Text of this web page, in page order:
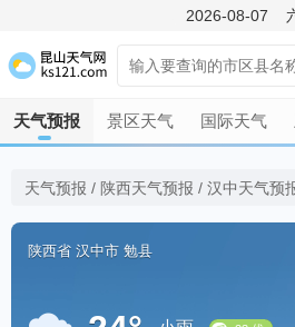
2026-08-07
天气预报 景区天气 国际天气
天气预报 / 陕西天气预报 / 汉中天气预
陕西省 汉中市 勉县